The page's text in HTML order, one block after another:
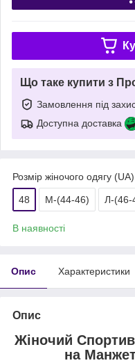
Що таке купити з
Замовлення під
Доступна доставка
Розмір жіночого одягу (UA)
48 М-(44-46) Л-(46-
В наявності
Опис Характеристики
Опис
Жіночий
на